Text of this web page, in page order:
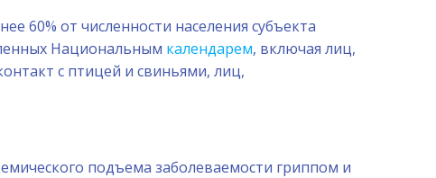
60% от численности населения субъекта
Национальным календарем, включая лиц,
с птицей и свиньями, лиц,
подъема заболеваемости гриппом и